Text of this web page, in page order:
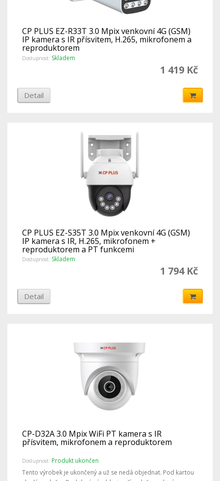
CP PLUS EZ-R33T 3.0 Mpix venkovní 4G (GSM)
IP kamera s IR přísvitem, H.265, mikrofonem a
reproduktorem
Dostupnost: Skladem
1 419 Kč
Detail
CP PLUS EZ-S35T 3.0 Mpix venkovní 4G (GSM)
IP kamera s IR, H.265, mikrofonem +
reproduktorem a PT funkcemi
Dostupnost: Skladem
1 794 Kč
Detail
CP-D32A 3.0 Mpix WiFi PT kamera s IR
přísvitem, mikrofonem a reproduktorem
Dostupnost: Produkt ukončen
Tento výrobek je ukončený a už se nedá objednat. Pod kartou